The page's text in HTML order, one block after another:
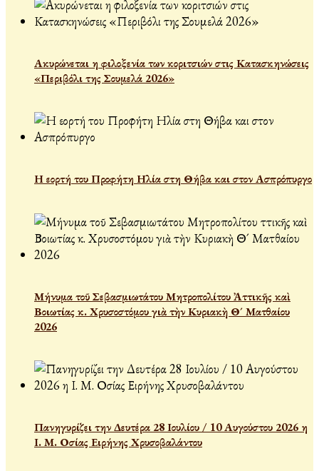
Ακυρώνεται η φιλοξενία των κοριτσιών στις Κατασκηνώσεις
«Περιβόλι της Σουμελά 2026»
Η εορτή του Προφήτη Ηλία στη Θήβα και στον Ασπρόπυργο
Μήνυμα τοῦ Σεβασμιωτάτου Μητροπολίτου Ἀττικῆς καὶ
Βοιωτίας κ. Χρυσοστόμου γιὰ τὴν Κυριακὴ Θ´ Ματθαίου
2026
Πανηγυρίζει την Δευτέρα 28 Ιουλίου / 10 Αυγούστου 2026 η
Ι. Μ. Οσίας Ειρήνης Χρυσοβαλάντου